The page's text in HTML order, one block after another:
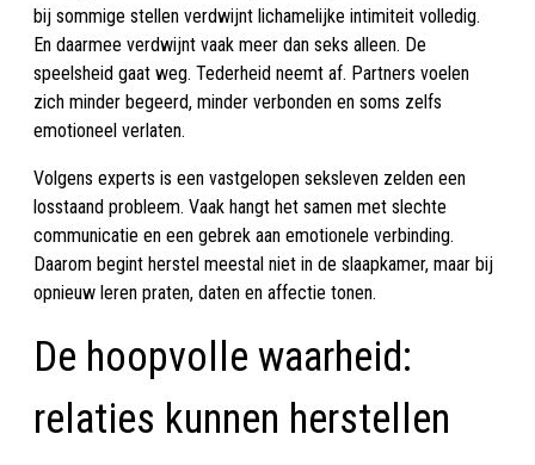
bij sommige stellen verdwijnt lichamelijke intimiteit volledig.
En daarmee verdwijnt vaak meer dan seks alleen. De
speelsheid gaat weg. Tederheid neemt af. Partners voelen
zich minder begeerd, minder verbonden en soms zelfs
emotioneel verlaten.
Volgens experts is een vastgelopen seksleven zelden een
losstaand probleem. Vaak hangt het samen met slechte
communicatie en een gebrek aan emotionele verbinding.
Daarom begint herstel meestal niet in de slaapkamer, maar bij
opnieuw leren praten, daten en affectie tonen.
De hoopvolle waarheid:
relaties kunnen herstellen